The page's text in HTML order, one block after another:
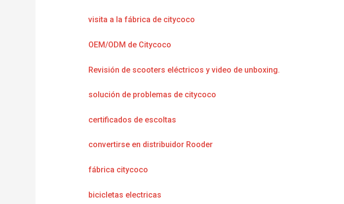
visita a la fábrica de citycoco
OEM/ODM de Citycoco
Revisión de scooters eléctricos y video de unboxing.
solución de problemas de citycoco
certificados de escoltas
convertirse en distribuidor Rooder
fábrica citycoco
bicicletas electricas